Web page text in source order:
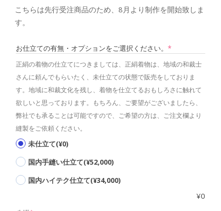
こちらは先行受注商品のため、8月より制作を開始致しま
す。
お仕立ての有無・オプションをご選択ください。 *
正絹の着物の仕立てにつきましては、正絹着物は、地域の和裁士
さんに頼んでもらいたく、未仕立ての状態で販売をしておりま
す。地域に和裁文化を残し、着物を仕立てるおもしろさに触れて
欲しいと思っております。もちろん、ご要望がございましたら、
弊社でも承ることは可能ですので、ご希望の方は、ご注文欄より
縫製をご依頼ください。
未仕立て(¥0)
国内手縫い仕立て(¥52,000)
国内ハイテク仕立て(¥34,000)
¥0